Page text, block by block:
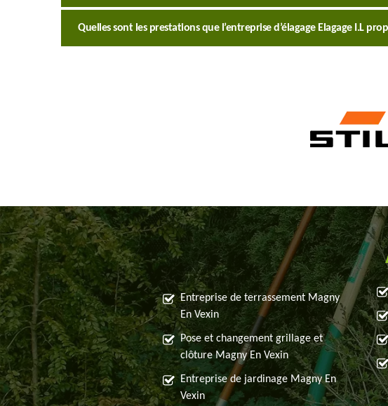
Quelles sont les prestations que l’entreprise d’élagage Elagage I.L
Entreprise de terrassement Magny
En Vexin
Pose et changement grillage et
clôture Magny En Vexin
Entreprise de jardinage Magny En
Vexin